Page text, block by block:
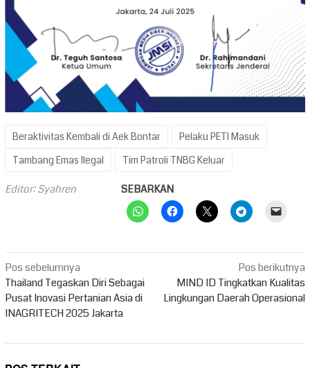
Beraktivitas Kembali di Aek Bontar
Pelaku PETI Masuk
Tambang Emas Ilegal
Tim Patroli TNBG Keluar
Editor: Syahren SEBARKAN
Navigasi
pos
Pos sebelumnya
Thailand Tegaskan Diri Sebagai
Pusat Inovasi Pertanian Asia di
INAGRITECH 2025 Jakarta
Pos berikutnya
MIND ID Tingkatkan Kualitas
Lingkungan Daerah Operasional